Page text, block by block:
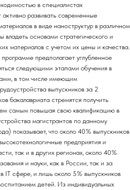
в специалистах
развивать современные
в виде наноструктур в различном
основами стратегического и
материалов с учетом их цены и качества.
предполагает углубленное
следующими этапами обучения в
в том числе имеющим
выпускников за 2
бакалавриата стремятся получить
самым повышая свою квалификацию в
магистрантов по данному
показывает, что около 40% выпускников
предприятия и
так и в других регионах, около 40%
и науки, как в России, так и за
IT сфере, и лишь около 5% выпускников
детей. Из индивидуальных